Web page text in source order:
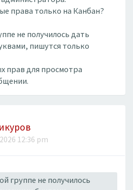
права только на Канбан?
не получилось дать
пишутся только
прав для просмотра
12:36 pm
группе не получилось